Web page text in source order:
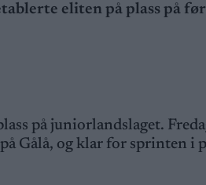
eliten på plass på
på juniorlandslaget.
Gålå, og klar for sprinten i